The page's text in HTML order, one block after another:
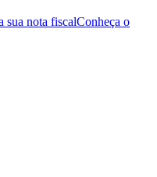
sua nota fiscalConheça o